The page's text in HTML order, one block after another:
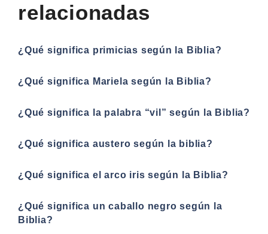
relacionadas
¿Qué significa primicias según la Biblia?
¿Qué significa Mariela según la Biblia?
¿Qué significa la palabra “vil” según la Biblia?
¿Qué significa austero según la biblia?
¿Qué significa el arco iris según la Biblia?
¿Qué significa un caballo negro según la
Biblia?